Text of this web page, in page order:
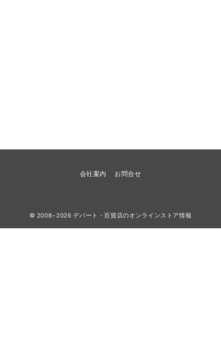
会社案内 お問合せ
© 2008−2026デパート・百貨店のオンラインストア情報